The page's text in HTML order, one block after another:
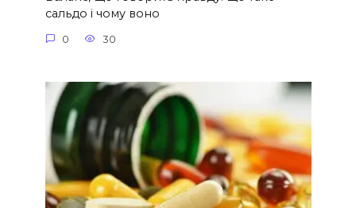
сальдо і чому воно
0 30